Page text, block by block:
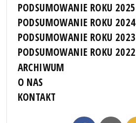
PODSUMOWANIE ROKU 2025
PODSUMOWANIE ROKU 2024
PODSUMOWANIE ROKU 2023
PODSUMOWANIE ROKU 2022
ARCHIWUM
O NAS
KONTAKT